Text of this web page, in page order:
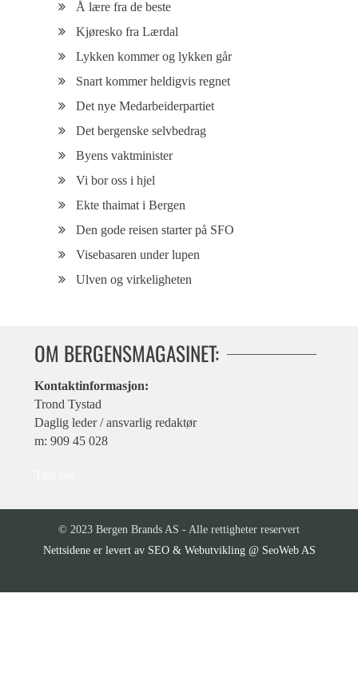
Å lære fra de beste
Kjøresko fra Lærdal
Lykken kommer og lykken går
Snart kommer heldigvis regnet
Det nye Medarbeiderpartiet
Det bergenske selvbedrag
Byens vaktminister
Vi bor oss i hjel
Ekte thaimat i Bergen
Den gode reisen starter på SFO
Visebasaren under lupen
Ulven og virkeligheten
OM BERGENSMAGASINET:
Kontaktinformasjon:
Trond Tystad
Daglig leder / ansvarlig redaktør
m: 909 45 028
© 2023 Bergen Brands AS - Alle rettigheter reservert
Nettsidene er levert av SEO & Webutvikling @ SeoWeb AS